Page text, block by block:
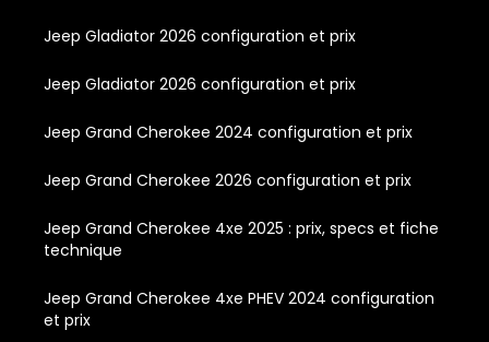
Jeep Gladiator 2026 configuration et prix
Jeep Gladiator 2026 configuration et prix
Jeep Grand Cherokee 2024 configuration et prix
Jeep Grand Cherokee 2026 configuration et prix
Jeep Grand Cherokee 4xe 2025 : prix, specs et fiche
technique
Jeep Grand Cherokee 4xe PHEV 2024 configuration
et prix